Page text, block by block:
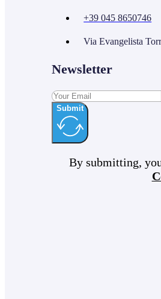
+39 045 8650746
Via Evangelista
Newsletter
Submit
By submitting,